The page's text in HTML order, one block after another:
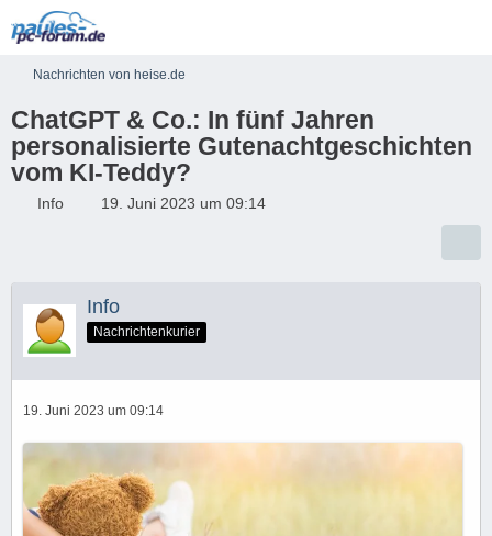
Nachrichten von heise.de
ChatGPT & Co.: In fünf Jahren
personalisierte Gutenachtgeschichten
vom KI-Teddy?
Info 19. Juni 2023 um 09:14
Info
Nachrichtenkurier
19. Juni 2023 um 09:14